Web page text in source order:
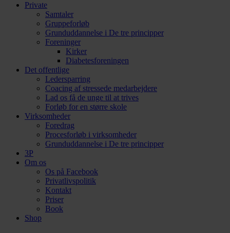
Private
Samtaler
Gruppeforløb
Grunduddannelse i De tre principper
Foreninger
Kirker
Diabetesforeningen
Det offentlige
Ledersparring
Coacing af stressede medarbejdere
Lad os få de unge til at trives
Forløb for en større skole
Virksomheder
Foredrag
Procesforløb i virksomheder
Grunduddannelse i De tre principper
3P
Om os
Os på Facebook
Privatlivspolitik
Kontakt
Priser
Book
Shop